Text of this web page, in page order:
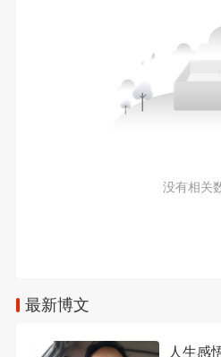
没有相关
最新博文
人生感